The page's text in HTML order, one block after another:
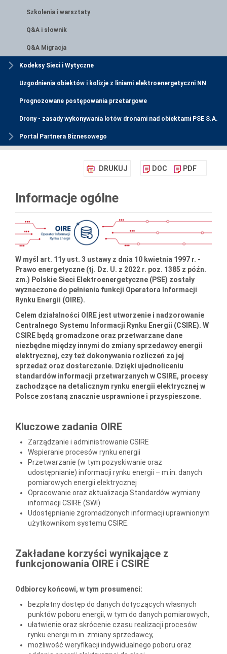
Szkolenia i warsztaty
Q&A i słownik
Q&A Migracja
Kodeksy Sieci i Wytyczne
Uzgodnienia obiektów i kolizje z liniami elektroenergetyczni NN
Prognozowane postępowania przetargowe
Drony - zasady wykonywania lotów dronami nad obiektami PSE S.A.
Portal Partnera Biznesowego
DRUKUJ DOC PDF
Informacje ogólne
W myśl art. 11y ust. 3 ustawy z dnia 10 kwietnia 1997 r. -
Prawo energetyczne (tj. Dz. U. z 2022 r. poz. 1385 z późn.
zm.) Polskie Sieci Elektroenergetyczne (PSE) zostały
wyznaczone do pełnienia funkcji Operatora Informacji
Rynku Energii (OIRE).
Celem działalności OIRE jest utworzenie i nadzorowanie
Centralnego Systemu Informacji Rynku Energii (CSIRE). W
CSIRE będą gromadzone oraz przetwarzane dane
niezbędne między innymi do zmiany sprzedawcy energii
elektrycznej, czy też dokonywania rozliczeń za jej
sprzedaż oraz dostarczanie. Dzięki ujednoliceniu
standardów informacji przetwarzanych w CSIRE, procesy
zachodzące na detalicznym rynku energii elektrycznej w
Polsce zostaną znacznie usprawnione i przyspieszone.
Kluczowe zadania OIRE
Zarządzanie i administrowanie CSIRE
Wspieranie procesów rynku energii
Przetwarzanie (w tym pozyskiwanie oraz
udostępnianie) informacji rynku energii – m.in. danych
pomiarowych energii elektrycznej
Opracowanie oraz aktualizacja Standardów wymiany
informacji CSIRE (SWI)
Udostępnianie zgromadzonych informacji uprawnionym
użytkownikom systemu CSIRE.
Zakładane korzyści wynikające z
funkcjonowania OIRE i CSIRE
Odbiorcy końcowi, w tym prosumenci:
bezpłatny dostęp do danych dotyczących własnych
punktów poboru energii, w tym do danych pomiarowych,
ułatwienie oraz skrócenie czasu realizacji procesów
rynku energii m.in. zmiany sprzedawcy,
możliwość weryfikacji indywidualnego poboru oraz